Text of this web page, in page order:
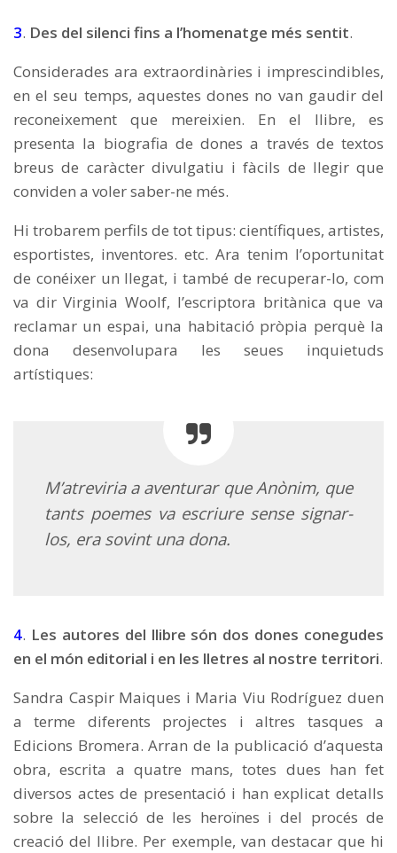
3. Des del silenci fins a l’homenatge més sentit.
Considerades ara extraordinàries i imprescindibles,
en el seu temps, aquestes dones no van gaudir del
reconeixement que mereixien. En el llibre, es
presenta la biografia de dones a través de textos
breus de caràcter divulgatiu i fàcils de llegir que
conviden a voler saber-ne més.
Hi trobarem perfils de tot tipus: científiques, artistes,
esportistes, inventores. etc. Ara tenim l’oportunitat
de conéixer un llegat, i també de recuperar-lo, com
va dir Virginia Woolf, l’escriptora britànica que va
reclamar un espai, una habitació pròpia perquè la
dona desenvolupara les seues inquietuds
artístiques:
M’atreviria a aventurar que Anònim, que
tants poemes va escriure sense signar-
los, era sovint una dona.
4. Les autores del llibre són dos dones conegudes
en el món editorial i en les lletres al nostre territori.
Sandra Caspir Maiques i Maria Viu Rodríguez duen
a terme diferents projectes i altres tasques a
Edicions Bromera. Arran de la publicació d’aquesta
obra, escrita a quatre mans, totes dues han fet
diversos actes de presentació i han explicat detalls
sobre la selecció de les heroïnes i del procés de
creació del llibre. Per exemple, van destacar que hi